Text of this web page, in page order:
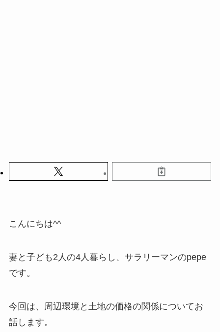
こんにちは^^
妻と子ども2人の4人暮らし、サラリーマンのpepe
です。
今回は、周辺環境と土地の価格の関係についてお
話します。